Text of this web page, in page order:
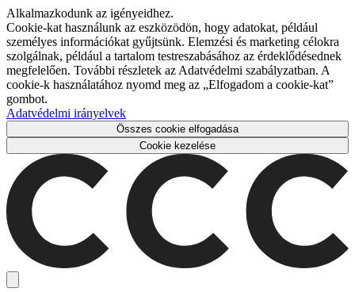
Alkalmazkodunk az igényeidhez.
Cookie-kat használunk az eszközödön, hogy adatokat, például
személyes információkat gyűjtsünk. Elemzési és marketing célokra
szolgálnak, például a tartalom testreszabásához az érdeklődésednek
megfelelően. További részletek az Adatvédelmi szabályzatban. A
cookie-k használatához nyomd meg az „Elfogadom a cookie-kat”
gombot.
Adatvédelmi irányelvek
Összes cookie elfogadása
Cookie kezelése